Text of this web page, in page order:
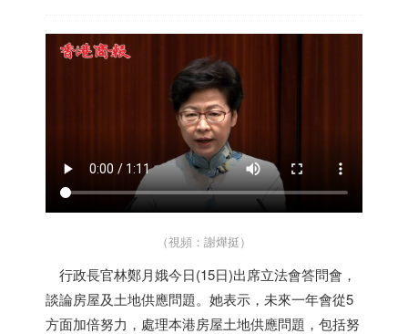
（視頻：謝燁挺）
行政長官林鄭月娥今日(15日)出席立法會答問會，
談論房屋及土地供應問題。她表示，未來一年會從5
方面加倍努力，處理本港房屋土地供應問題，包括努